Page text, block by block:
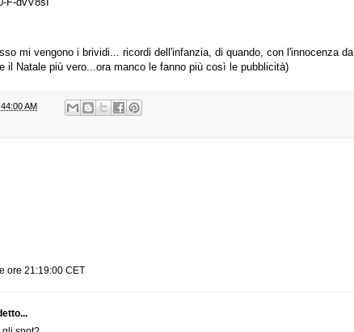
mi vengono i brividi... ricordi dell'infanzia, di quando, con l'innocenza da
il Natale più vero...ora manco le fanno più così le pubblicità)
AM
ore 21:19:00 CET